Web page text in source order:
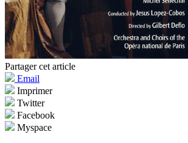
Partager cet article
Email
Imprimer
Twitter
Facebook
Myspace